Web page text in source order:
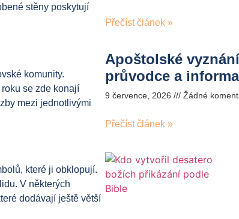
stěny poskytují
komunity.
se zde konají
mezi jednotlivými
které ji obklopují.
V některých
dodávají ještě větší
Přečíst článek »
Apoštolské
průvodce a
9 července, 2026 Žádné
Přečíst článek »